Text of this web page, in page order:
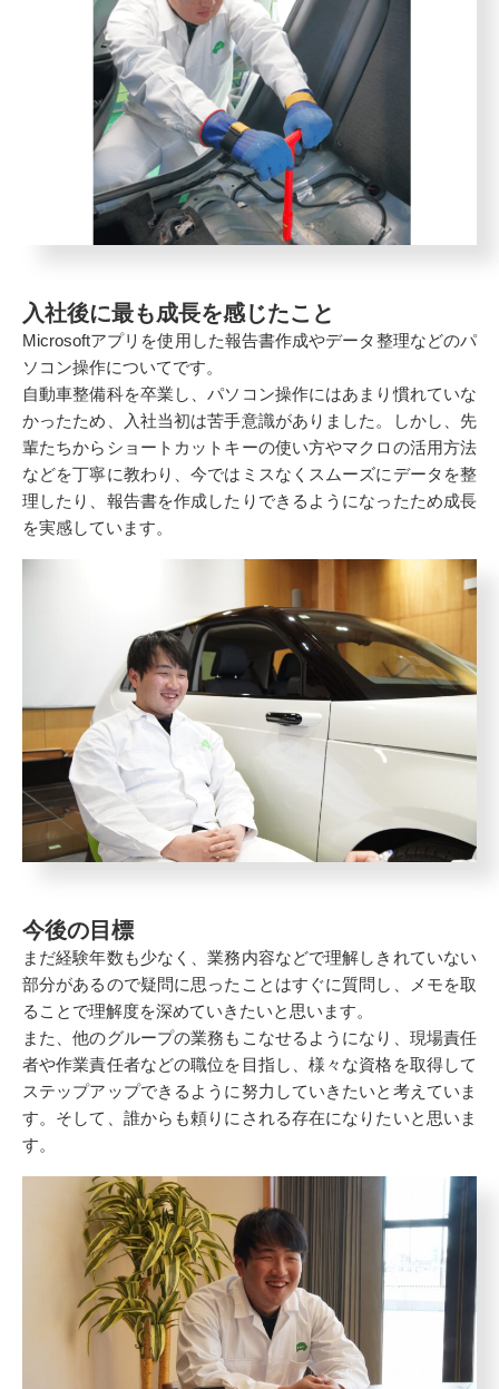
入社後に最も成長を感じたこと
Microsoftアプリを使用した報告書作成やデータ整理などのパ
ソコン操作についてです。
自動車整備科を卒業し、パソコン操作にはあまり慣れていな
かったため、入社当初は苦手意識がありました。しかし、先
輩たちからショートカットキーの使い方やマクロの活用方法
などを丁寧に教わり、今ではミスなくスムーズにデータを整
理したり、報告書を作成したりできるようになったため成長
を実感しています。
今後の目標
まだ経験年数も少なく、業務内容などで理解しきれていない
部分があるので疑問に思ったことはすぐに質問し、メモを取
ることで理解度を深めていきたいと思います。
また、他のグループの業務もこなせるようになり、現場責任
者や作業責任者などの職位を目指し、様々な資格を取得して
ステップアップできるように努力していきたいと考えていま
す。そして、誰からも頼りにされる存在になりたいと思いま
す。